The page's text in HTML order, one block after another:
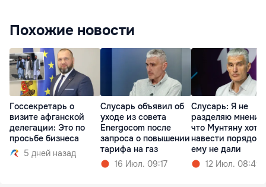
Похожие новости
Госсекретарь о
визите афганской
делегации: Это по
просьбе бизнеса
5 дней назад
Слусарь объявил об
уходе из совета
Energocom после
запроса о повышении
тарифа на газ
16 Июл. 09:17
Слусарь: Я не
разделяю мнения,
что Мунтяну
навести порядок,
ему не дали
12 Июл. 08:49